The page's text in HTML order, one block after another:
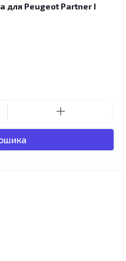
для Peugeot Partner I